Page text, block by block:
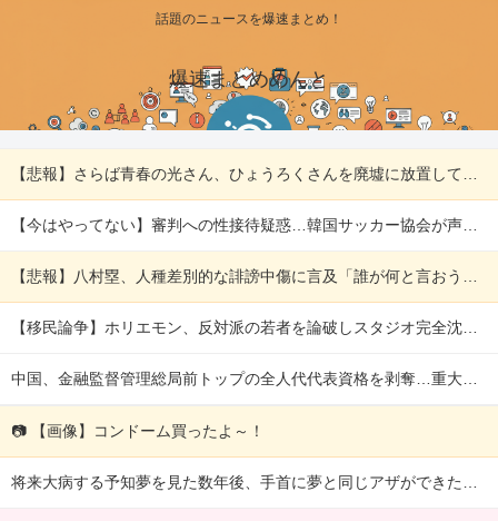
話題のニュースを爆速まとめ！
爆速まとめめんと
【悲報】さらば青春の光さん、ひょうろくさんを廃墟に放置して炎上ｗｗｗｗ 他
【今はやってない】審判への性接待疑惑…韓国サッカー協会が声明「現在は一切発生していない」 他
【悲報】八村塁、人種差別的な誹謗中傷に言及「誰が何と言おうと僕は日本人」 他
【移民論争】ホリエモン、反対派の若者を論破しスタジオ完全沈黙！ネット賛否の本質 他
中国、金融監督管理総局前トップの全人代代表資格を剥奪…重大な規律違反で！ 他
📷 【画像】コンドーム買ったよ～！
将来大病する予知夢を見た数年後、手首に夢と同じアザができた。「ヤバい」と察した私はすぐ保険に入りまくり…